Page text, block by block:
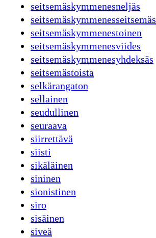
seitsemäskymmenesneljäs
seitsemäskymmenesseitsemäs
seitsemäskymmenestoinen
seitsemäskymmenesviides
seitsemäskymmenesyhdeksäs
seitsemästoista
selkärangaton
sellainen
seudullinen
seuraava
siirrettävä
siisti
sikäläinen
sininen
sionistinen
siro
sisäinen
siveä